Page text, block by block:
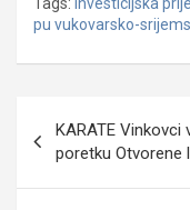
pu vukovarsko-
objava
KARATE
poretku Otvorene